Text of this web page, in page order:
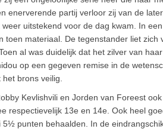
enerverende partij verloor zij van de
uitstekend voor de dag kwam. In
toen materiaal. De tegenstander liet zich
al was duidelijk dat het zilver van
op een gegeven remise in de
brons veilig.
Kevlishvili en Jorden van Foreest
respectievelijk 13e en 14e. Ook heel
punten behaalden. In de